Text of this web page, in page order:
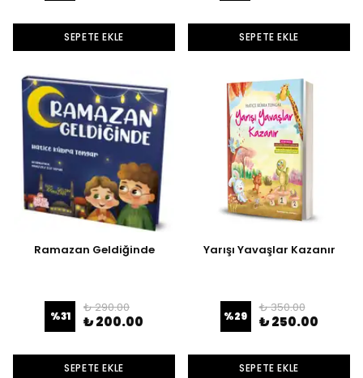
SEPETE EKLE SEPETE EKLE
Ramazan Geldiğinde
%31
₺ 290.00
₺ 200.00
SEPETE EKLE
Yarışı Yavaşlar Kazanır
%29
₺ 350.00
₺ 250.00
SEPETE EKLE